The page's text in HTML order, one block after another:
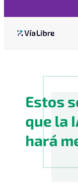
Estos
que la
hará